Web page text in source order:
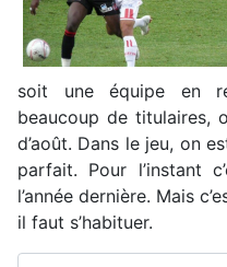
soit une équipe en
beaucoup de titulaires,
d’août. Dans le jeu, on
parfait. Pour l’instant
l’année dernière. Mais
il faut s’habituer.